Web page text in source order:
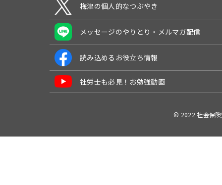
梅津の個人的なつぶやき
メッセージのやりとり・メルマガ配信
読み込めるお役立ち情報
社労士も必見！お勉強動画
© 2022 社会保